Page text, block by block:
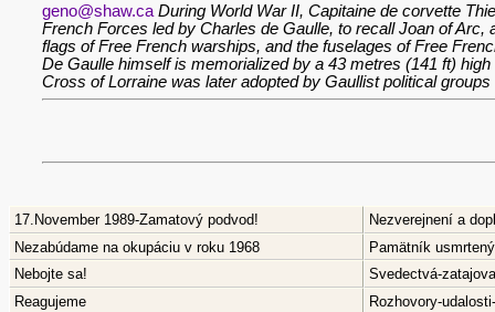
geno@shaw.ca During World War II, Capitaine de corvette
French Forces led by Charles de Gaulle, to recall Joan of
flags of Free French warships, and the fuselages of Free
De Gaulle himself is memorialized by a 43 metres (141 ft)
Cross of Lorraine was later adopted by Gaullist political
17.November 1989-Zamatový podvod!
Nezverejnení a
Nezabúdame na okupáciu v roku 1968
Pamätník
Nebojte sa!
Svedectvá-
Reagujeme
Rozhovory-